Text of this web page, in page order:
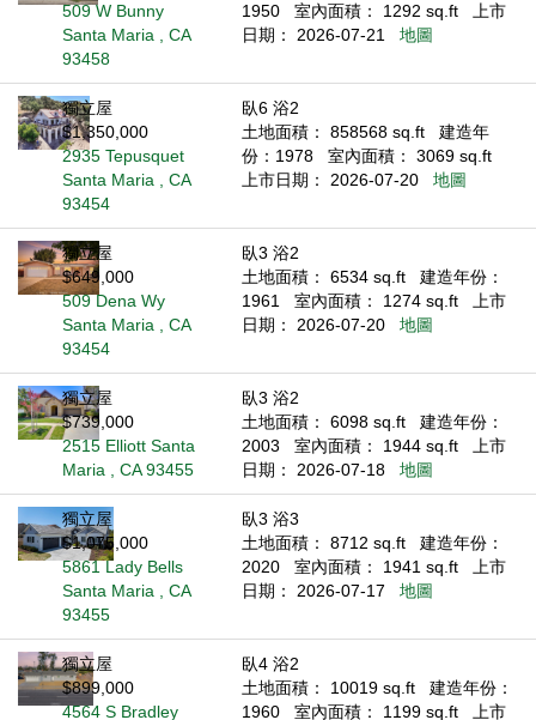
509 W Bunny
Santa Maria , CA
93458
1950
室內面積： 1292 sq.ft
上市
日期： 2026-07-21
地圖
獨立屋
$1,350,000
2935 Tepusquet
Santa Maria , CA
93454
臥6 浴2
土地面積： 858568 sq.ft
建造年
份：1978
室內面積： 3069 sq.ft
上市日期： 2026-07-20
地圖
獨立屋
$649,000
509 Dena Wy
Santa Maria , CA
93454
臥3 浴2
土地面積： 6534 sq.ft
建造年份：
1961
室內面積： 1274 sq.ft
上市
日期： 2026-07-20
地圖
獨立屋
$739,000
2515 Elliott Santa
Maria , CA 93455
臥3 浴2
土地面積： 6098 sq.ft
建造年份：
2003
室內面積： 1944 sq.ft
上市
日期： 2026-07-18
地圖
獨立屋
$1,075,000
5861 Lady Bells
Santa Maria , CA
93455
臥3 浴3
土地面積： 8712 sq.ft
建造年份：
2020
室內面積： 1941 sq.ft
上市
日期： 2026-07-17
地圖
獨立屋
$899,000
4564 S Bradley
臥4 浴2
土地面積： 10019 sq.ft
建造年份：
1960
室內面積： 1199 sq.ft
上市